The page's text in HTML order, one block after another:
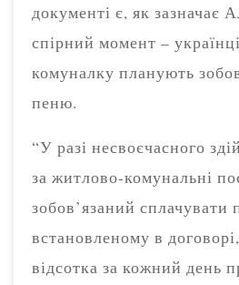
документі є, як зазначає
спірний момент –
комуналку планують
пеню.
“У разі несвоєчасного
за житлово-комунальні
зобов’язаний сплачувати
встановленому в
відсотка за кожний день